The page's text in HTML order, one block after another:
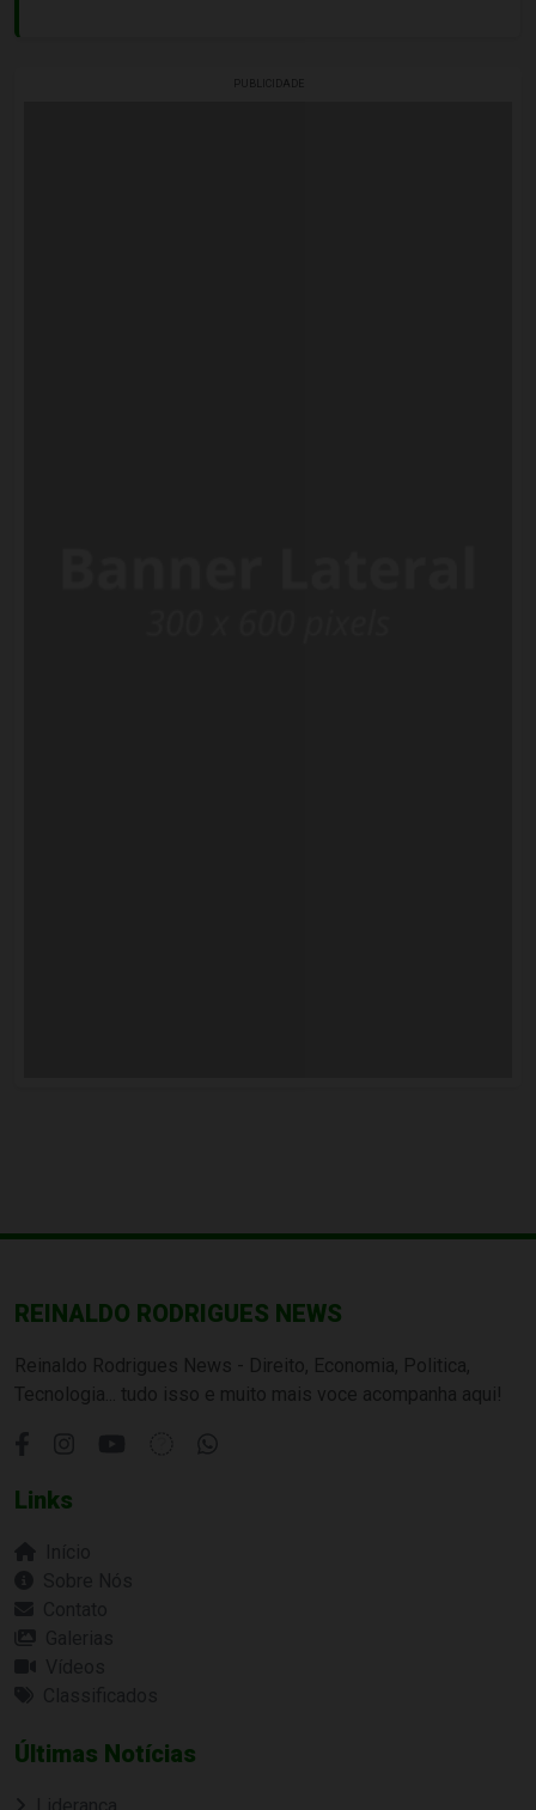
PUBLICIDADE
REINALDO RODRIGUES NEWS
Reinaldo Rodrigues News - Direito, Economia, Politica,
Tecnologia... tudo isso e muito mais voce acompanha aqui!
Links
Últimas Notícias